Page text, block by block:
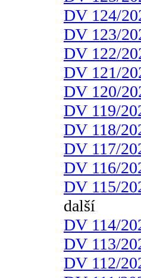
DV 124/
DV 123/
DV 122/
DV 121/
DV 120/
DV 119/
DV 118/
DV 117/
DV 116/
DV 115/
další
DV 114/
DV 113/
DV 112/